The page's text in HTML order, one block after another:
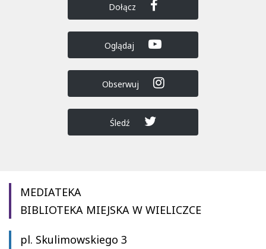
Dołącz
Oglądaj
Obserwuj
Śledź
MEDIATEKA
BIBLIOTEKA MIEJSKA W WIELICZCE
pl. Skulimowskiego 3